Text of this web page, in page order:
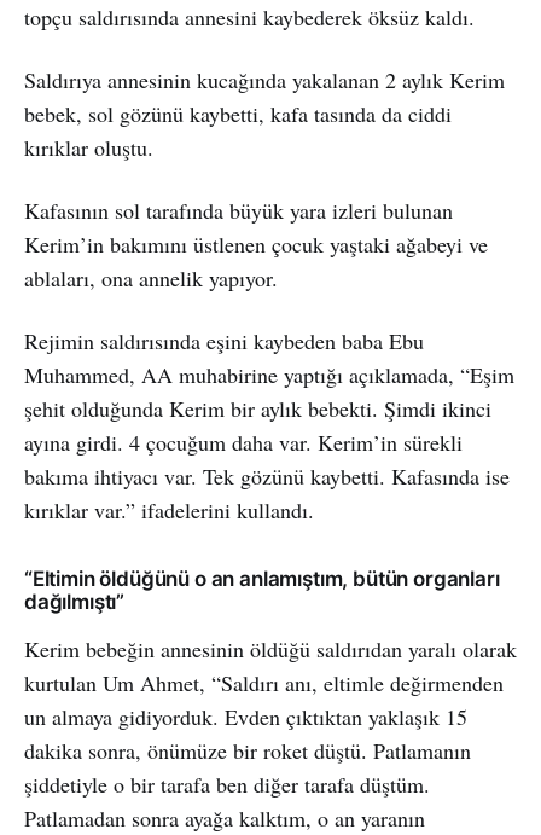
topçu saldırısında annesini kaybederek öksüz kaldı.
Saldırıya annesinin kucağında yakalanan 2 aylık Kerim
bebek, sol gözünü kaybetti, kafa tasında da ciddi
kırıklar oluştu.
Kafasının sol tarafında büyük yara izleri bulunan
Kerim’in bakımını üstlenen çocuk yaştaki ağabeyi ve
ablaları, ona annelik yapıyor.
Rejimin saldırısında eşini kaybeden baba Ebu
Muhammed, AA muhabirine yaptığı açıklamada, “Eşim
şehit olduğunda Kerim bir aylık bebekti. Şimdi ikinci
ayına girdi. 4 çocuğum daha var. Kerim’in sürekli
bakıma ihtiyacı var. Tek gözünü kaybetti. Kafasında ise
kırıklar var.” ifadelerini kullandı.
“Eltimin öldüğünü o an anlamıştım, bütün organları
dağılmıştı”
Kerim bebeğin annesinin öldüğü saldırıdan yaralı olarak
kurtulan Um Ahmet, “Saldırı anı, eltimle değirmenden
un almaya gidiyorduk. Evden çıktıktan yaklaşık 15
dakika sonra, önümüze bir roket düştü. Patlamanın
şiddetiyle o bir tarafa ben diğer tarafa düştüm.
Patlamadan sonra ayağa kalktım, o an yaranın